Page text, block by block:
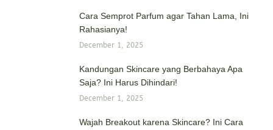
Cara Semprot Parfum agar Tahan Lama, Ini
Rahasianya!
December 1, 2025
Kandungan Skincare yang Berbahaya Apa
Saja? Ini Harus Dihindari!
December 1, 2025
Wajah Breakout karena Skincare? Ini Cara